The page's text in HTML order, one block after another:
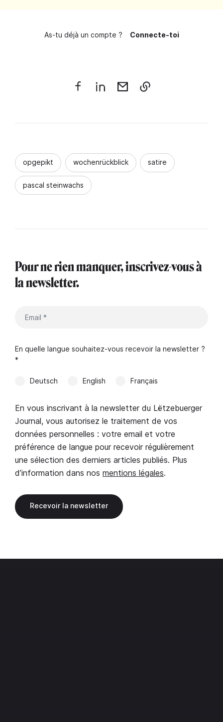
As-tu déjà un compte ? Connecte-toi
opgepikt wochenrückblick satire
pascal steinwachs
Pour ne rien manquer, inscrivez-vous à
la newsletter.
En quelle langue souhaitez-vous recevoir la newsletter ?
*
Deutsch English Français
En vous inscrivant à la newsletter du Lëtzebuerger
Journal, vous autorisez le traitement de vos
données personnelles : votre email et votre
préférence de langue pour recevoir régulièrement
une sélection des derniers articles publiés. Plus
d’information dans nos mentions légales.